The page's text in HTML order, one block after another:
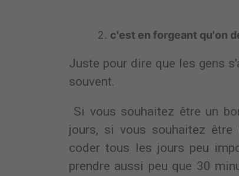
c'est en forgeant qu'on
Juste pour dire que les gens
souvent.
Si vous souhaitez être un
jours, si vous souhaitez être
coder tous les jours peu
prendre aussi peu que 30